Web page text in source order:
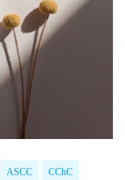
ASCC CChC